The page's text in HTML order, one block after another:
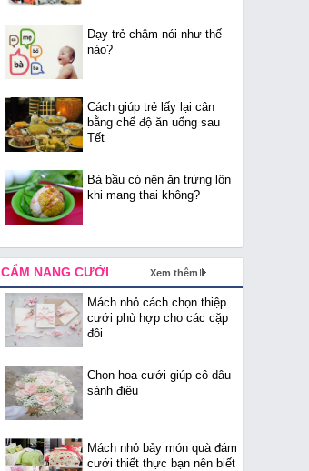
Dạy trẻ chậm nói như thế
nào?
Cách giúp trẻ lấy lại cân
bằng chế độ ăn uống sau
Tết
Bà bầu có nên ăn trứng lộn
khi mang thai không?
CẨM NANG CƯỚI Xem thêm
Mách nhỏ cách chọn thiệp
cưới phù hợp cho các cặp
đôi
Chọn hoa cưới giúp cô dâu
sành điệu
Mách nhỏ bảy món quà đám
cưới thiết thực bạn nên biết